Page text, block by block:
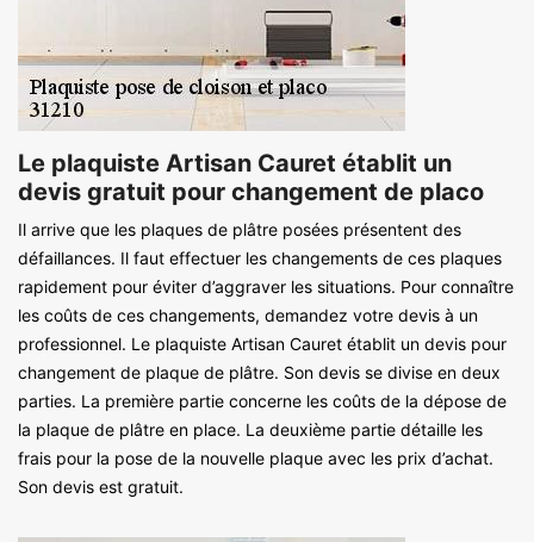
Le plaquiste Artisan Cauret établit un
devis gratuit pour changement de placo
Il arrive que les plaques de plâtre posées présentent des
défaillances. Il faut effectuer les changements de ces plaques
rapidement pour éviter d’aggraver les situations. Pour connaître
les coûts de ces changements, demandez votre devis à un
professionnel. Le plaquiste Artisan Cauret établit un devis pour
changement de plaque de plâtre. Son devis se divise en deux
parties. La première partie concerne les coûts de la dépose de
la plaque de plâtre en place. La deuxième partie détaille les
frais pour la pose de la nouvelle plaque avec les prix d’achat.
Son devis est gratuit.